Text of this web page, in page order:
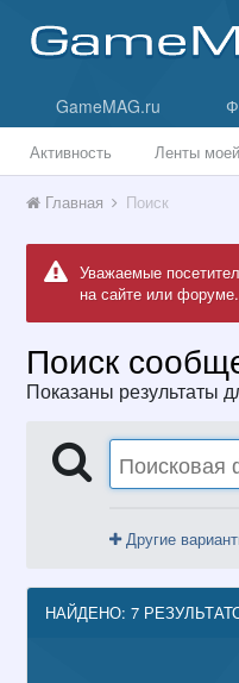
GameMAG.ru
Активность Ленты
Главная Поиск
Уважаемые
на сайте или форуме.
Поиск
Показаны результаты
Другие
НАЙДЕНО: 7